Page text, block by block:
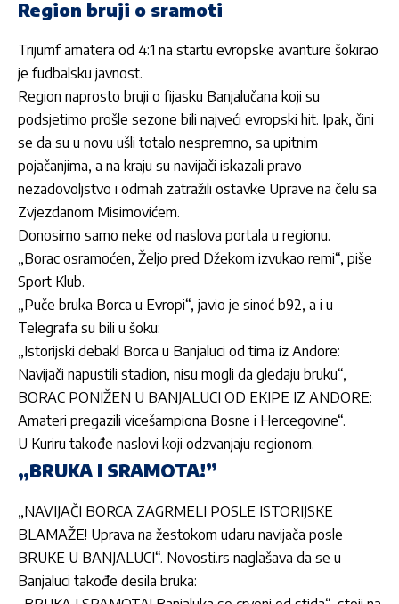
Region bruji o sramoti
Trijumf amatera od 4:1 na startu evropske avanture šokirao
je fudbalsku javnost.
Region naprosto bruji o fijasku Banjalučana koji su
podsjetimo prošle sezone bili najveći evropski hit. Ipak, čini
se da su u novu ušli totalo nespremno, sa upitnim
pojačanjima, a na kraju su navijači iskazali pravo
nezadovoljstvo i odmah zatražili ostavke Uprave na čelu sa
Zvjezdanom Misimovićem.
Donosimo samo neke od naslova portala u regionu.
„Borac osramoćen, Željo pred Džekom izvukao remi“, piše
Sport Klub.
„Puče bruka Borca u Evropi“, javio je sinoć b92, a i u
Telegrafa su bili u šoku:
„Istorijski debakl Borca u Banjaluci od tima iz Andore:
Navijači napustili stadion, nisu mogli da gledaju bruku“,
BORAC PONIŽEN U BANJALUCI OD EKIPE IZ ANDORE:
Amateri pregazili vicešampiona Bosne i Hercegovine“.
U Kuriru takođe naslovi koji odzvanjaju regionom.
„BRUKA I SRAMOTA!”
„NAVIJAČI BORCA ZAGRMELI POSLE ISTORIJSKE
BLAMAŽE! Uprava na žestokom udaru navijača posle
BRUKE U BANJALUCI“. Novosti.rs naglašava da se u
Banjaluci takođe desila bruka: